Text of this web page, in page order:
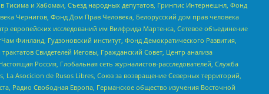
Тисима и Хабомаи, Съезд народных депутатов, Гринпис Интернешнл, Фонд
Чернигов, Фонд Дом Прав Человека, Белорусский дом прав человека
европейских исследований им Вилфрида Мартенса, Сетевое объединение
Финланд, Гудзоновский институт, Фонд Демократического Развития,
Свидетелей Иеговы, Гражданский Совет, Центр анализа
Россия, Глобальная сеть журналистов-расследователей, Служба
Asocicion de Rusos Libres, Союз за возвращение Северных территорий,
Радио Свободная Европа, Германское общество изучения Восточной